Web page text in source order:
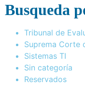
Busqueda
Tribunal de
Suprema Corte
Sistemas TI
Sin categoría
Reservados